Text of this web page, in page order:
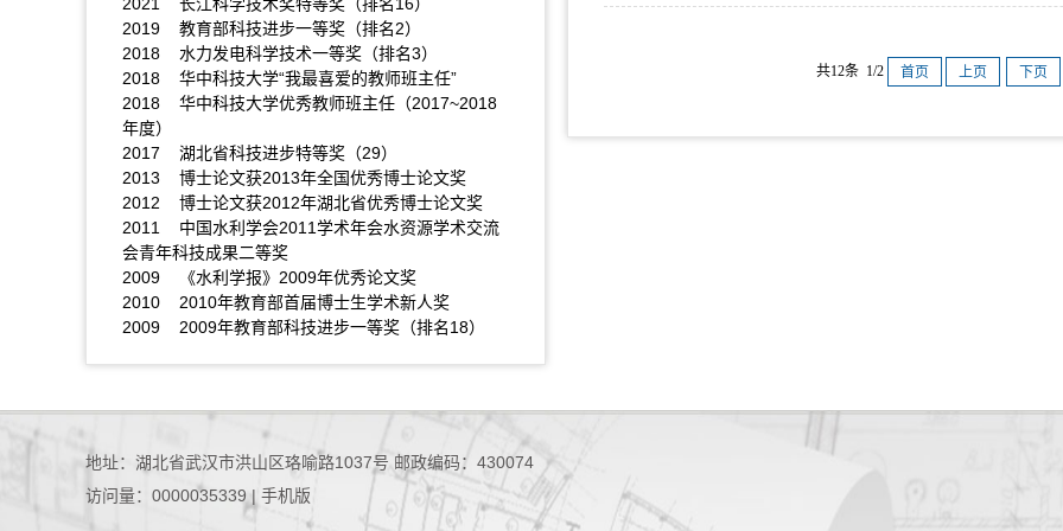
2019 教育部科技进步一等奖（排名2）
2018 水力发电科学技术一等奖（排名3）
2018 华中科技大学“我最喜爱的教师班主任”
2018 华中科技大学优秀教师班主任（2017~2018
年度）
2017 湖北省科技进步特等奖（29）
2013 博士论文获2013年全国优秀博士论文奖
2012 博士论文获2012年湖北省优秀博士论文奖
2011 中国水利学会2011学术年会水资源学术交流
会青年科技成果二等奖
2009 《水利学报》2009年优秀论文奖
2010 2010年教育部首届博士生学术新人奖
2009 2009年教育部科技进步一等奖（排名18）
共12条 1/2 首页 上页 下页
地址：湖北省武汉市洪山区珞喻路1037号 邮政编码：430074
访问量： 0000035339 | 手机版